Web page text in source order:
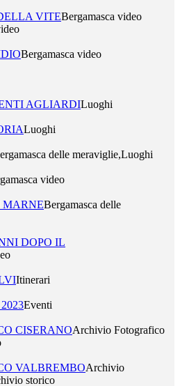
VITEBergamasca video
Bergamasca video
AGLIARDILuoghi
Luoghi
delle meraviglie,Luoghi
video
MARNEBergamasca delle
DOPO IL
Itinerari
Eventi
CISERANOArchivio Fotografico
VALBREMBOArchivio
storico